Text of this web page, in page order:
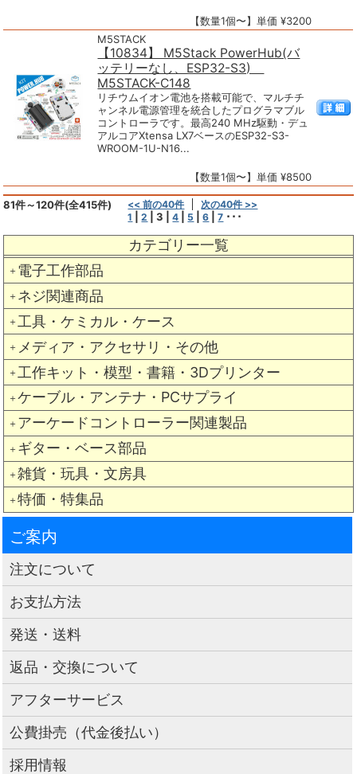
カテゴリー一覧
＋ 電子工作部品
＋ ネジ関連商品
＋ 工具・ケミカル・ケース
＋ メディア・アクセサリ・その他
＋ 工作キット・模型・書籍・3Dプリンター
＋ ケーブル・アンテナ・PCサプライ
＋ アーケードコントローラー関連製品
＋ ギター・ベース部品
＋ 雑貨・玩具・文房具
＋ 特価・特集品
【数量1個〜】単価 ¥3200
M5STACK
【10834】 M5Stack PowerHub(バ
ッテリーなし、ESP32-S3)
M5STACK-C148
リチウムイオン電池を搭載可能で、マルチチ
ャンネル電源管理を統合したプログラマブル
コントローラです。最高240 MHz駆動・デュ
アルコアXtensa LX7ベースのESP32-S3-
WROOM-1U-N16...
【数量1個〜】単価 ¥8500
81件～120件(全415件) << 前の40件
次の40件 >>
1
|2 |3 |4 5 |6 |7 ･･･
ご案内
注文について
お支払方法
発送・送料
返品・交換について
アフターサービス
公費掛売（代金後払い）
採用情報